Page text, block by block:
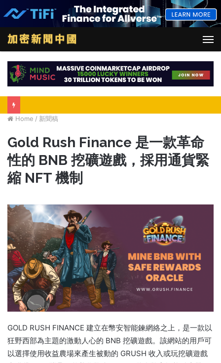
Home / 新聞稿
Gold Rush Finance 是一款革命
性的 BNB 挖礦遊戲，採用通貨緊
縮 NFT 機制
GOLD RUSH FINANCE 建立在幣安智能鍊網絡之上，是一款以
狂野西部為主題的激動人心的 BNB 挖礦遊戲。 該網站的用戶可
以選擇使用收益農場來產生被動的 GRUSH 收入或玩挖礦遊戲